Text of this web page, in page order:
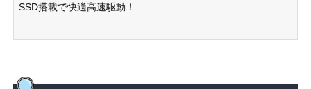
SSD搭載で快適高速駆動！